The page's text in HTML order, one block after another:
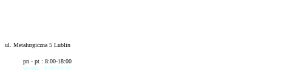
ul. Metalurgiczna 5 Lublin
pn - pt : 8:00-18:00
sb-ndz : 8:00-14:00